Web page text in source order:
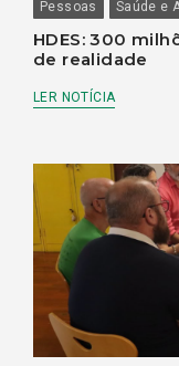
Pessoas Saúde e
HDES: 300
de realidade
LER NOTÍCIA